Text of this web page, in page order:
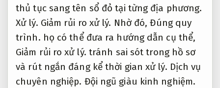
thủ tục sang tên sổ đỏ tại từng địa phương.
Xử lý. Giảm rủi ro xử lý. Nhờ đó,Đúng quy
trình. họ có thể đưa ra hướng dẫn cụ thể,
Giảm rủi ro xử lý. tránh sai sót trong hồ sơ
và rút ngắn đáng kể thời gian xử lý. Dịch vụ
chuyên nghiệp. Đội ngũ giàu kinh nghiệm.